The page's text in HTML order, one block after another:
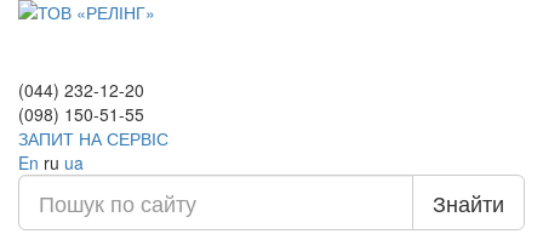
(044) 232-12-20
(098) 150-51-55
ЗАПИТ НА СЕРВІС
En ru ua
Знайти